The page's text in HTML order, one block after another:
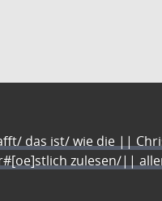
das ist/ wie die ||
zulesen/||